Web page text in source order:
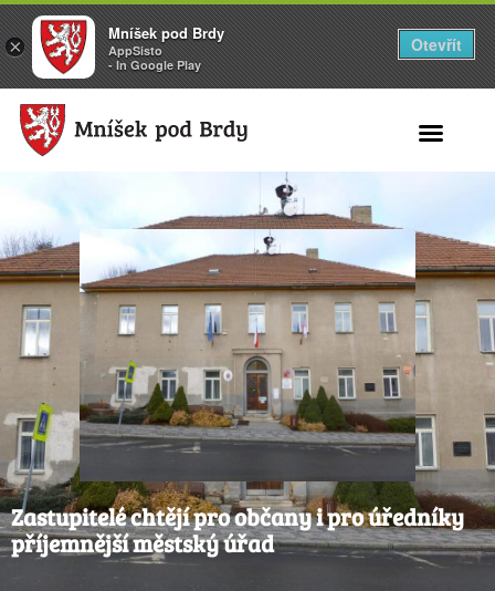
Zastupitelé chtějí pro občany i pro úředníky
příjemnější městský úřad
×
Mníšek pod Brdy
AppSisto
- In Google Play
Otevřít